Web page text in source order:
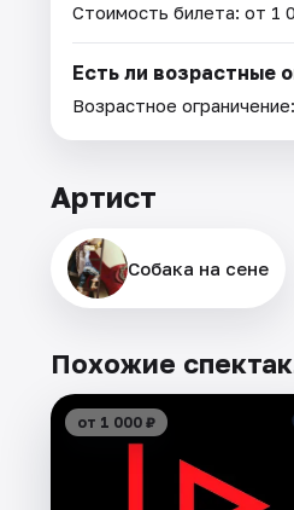
Стоимость билета: от 1
Есть ли возрастные
Возрастное
Артист
Собака на сене
Похожие
от 1 000 ₽